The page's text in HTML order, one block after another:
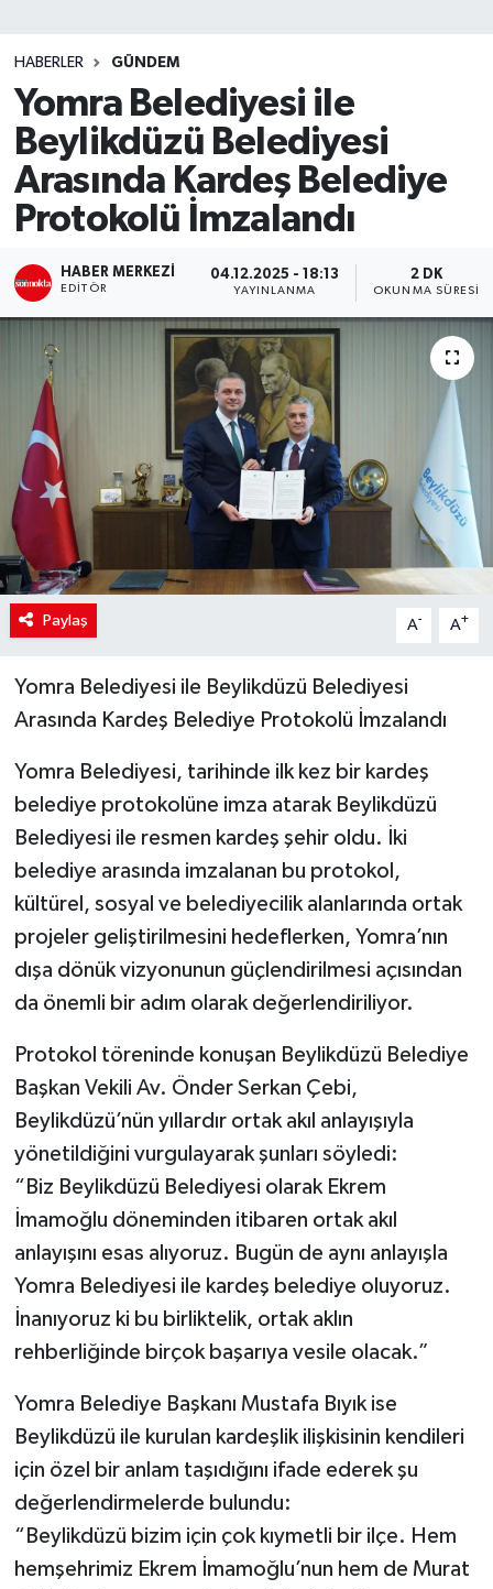
HABERLER GÜNDEM
Yomra Belediyesi ile
Beylikdüzü Belediyesi
Arasında Kardeş Belediye
Protokolü İmzalandı
HABER MERKEZI
EDITÖR
04.12.2025 - 18:13
YAYINLANMA
2 DK
OKUNMA SÜRESI
Paylaş A- A+
Yomra Belediyesi ile Beylikdüzü Belediyesi
Arasında Kardeş Belediye Protokolü İmzalandı
Yomra Belediyesi, tarihinde ilk kez bir kardeş
belediye protokolüne imza atarak Beylikdüzü
Belediyesi ile resmen kardeş şehir oldu. İki
belediye arasında imzalanan bu protokol,
kültürel, sosyal ve belediyecilik alanlarında ortak
projeler geliştirilmesini hedeflerken, Yomra’nın
dışa dönük vizyonunun güçlendirilmesi açısından
da önemli bir adım olarak değerlendiriliyor.
Protokol töreninde konuşan Beylikdüzü Belediye
Başkan Vekili Av. Önder Serkan Çebi,
Beylikdüzü’nün yıllardır ortak akıl anlayışıyla
yönetildiğini vurgulayarak şunları söyledi:
“Biz Beylikdüzü Belediyesi olarak Ekrem
İmamoğlu döneminden itibaren ortak akıl
anlayışını esas alıyoruz. Bugün de aynı anlayışla
Yomra Belediyesi ile kardeş belediye oluyoruz.
İnanıyoruz ki bu birliktelik, ortak aklın
rehberliğinde birçok başarıya vesile olacak.”
Yomra Belediye Başkanı Mustafa Bıyık ise
Beylikdüzü ile kurulan kardeşlik ilişkisinin kendileri
için özel bir anlam taşıdığını ifade ederek şu
değerlendirmelerde bulundu:
“Beylikdüzü bizim için çok kıymetli bir ilçe. Hem
hemşehrimiz Ekrem İmamoğlu’nun hem de Murat
Teknoloji
TRABZON
TRABZONSPOR
Yaşam